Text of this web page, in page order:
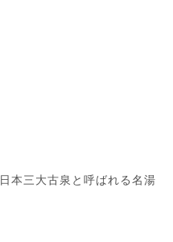
日本三大古泉と呼ばれる名湯